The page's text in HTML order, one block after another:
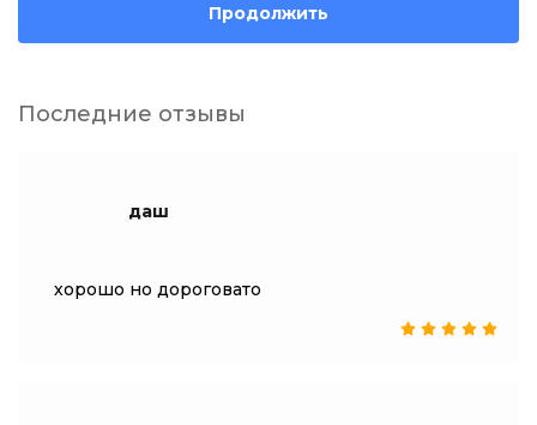
Продолжить
Последние отзывы
даш
хорошо но дороговато